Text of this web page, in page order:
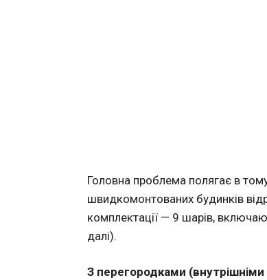
Головна проблема полягає в
швидкомонтованих будинків
комплектації — 9 шарів,
далі).
З перегородками